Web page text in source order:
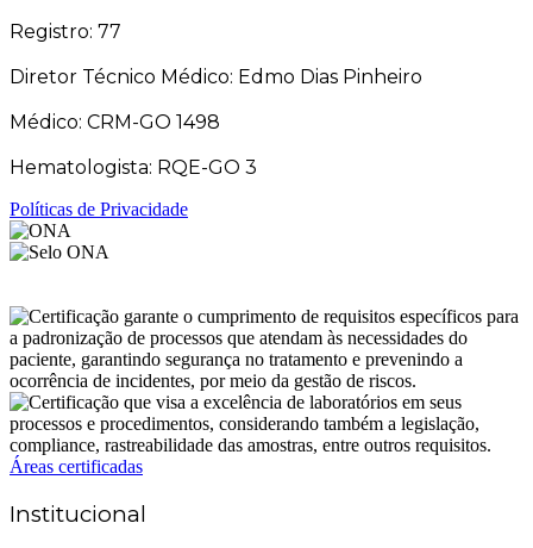
Registro: 77
Diretor Técnico Médico: Edmo Dias Pinheiro
Médico: CRM-GO 1498
Hematologista: RQE-GO 3
Políticas de Privacidade
Áreas certificadas
Institucional